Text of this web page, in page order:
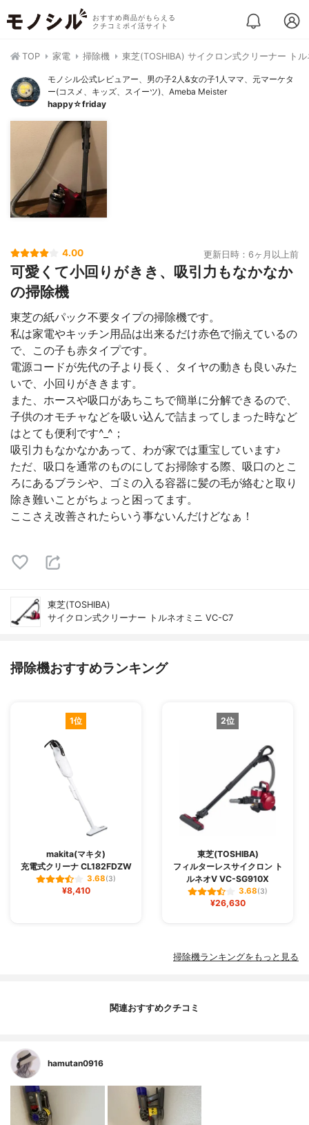
おすすめ商品がもらえる
クチコミポイ活サイト
TOP 家電 掃除機 東芝(TOSHIBA) サイクロン式クリーナー ト
モノシル公式レビュアー、男の子2人&女の子1人ママ、元マーケタ
ー(コスメ、キッズ、スイーツ)、Ameba Meister
happy☆friday
4.00 更新日時：6ヶ月以上前
可愛くて小回りがきき、吸引力もなかなか
の掃除機
東芝の紙パック不要タイプの掃除機です。
私は家電やキッチン用品は出来るだけ赤色で揃えているの
で、この子も赤タイプです。
電源コードが先代の子より長く、タイヤの動きも良いみた
いで、小回りがききます。
また、ホースや吸口があちこちで簡単に分解できるので、
子供のオモチャなどを吸い込んで詰まってしまった時など
はとても便利です^_^；
吸引力もなかなかあって、わが家では重宝しています♪
ただ、吸口を通常のものにしてお掃除する際、吸口のとこ
ろにあるブラシや、ゴミの入る容器に髪の毛が絡むと取り
除き難いことがちょっと困ってます。
ここさえ改善されたらいう事ないんだけどなぁ！
東芝(TOSHIBA)
サイクロン式クリーナー トルネオミニ VC-C7
掃除機おすすめランキング
1位
makita(マキタ)
充電式クリーナ CL182FDZW
3.68(3)
¥8,410
2位
東芝(TOSHIBA)
フィルターレスサイクロン ト
ルネオV VC-SG910X
3.68(3)
¥26,630
掃除機ランキングをもっと見る
関連おすすめクチコミ
hamutan0916